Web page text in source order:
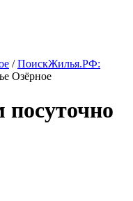
/ПоискЖилья.РФ:
Озёрное